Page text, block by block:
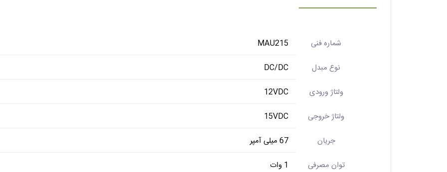
شماره فنی
MAU215
نوع مبدل
DC/DC
ولتاژ ورودی
12VDC
ولتاژ خروجی
15VDC
جریان
67 میلی آمپر
توان مصرفی
1 وات